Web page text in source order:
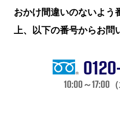
おかけ間違いのないよう
上、以下の番号からお問
10:00～17:00